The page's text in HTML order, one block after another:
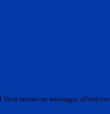
Verrà inviato un messaggio